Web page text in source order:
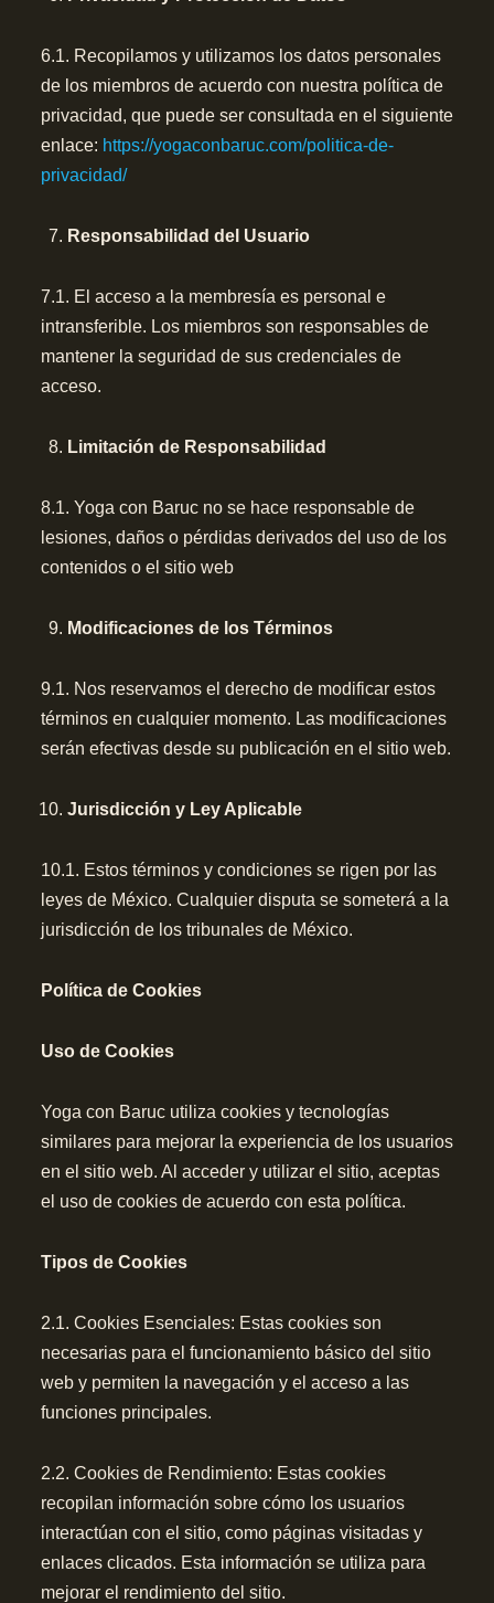
6.1. Recopilamos y utilizamos los datos personales
de los miembros de acuerdo con nuestra política de
privacidad, que puede ser consultada en el siguiente
enlace: https://yogaconbaruc.com/politica-de-
privacidad/
Responsabilidad del Usuario
7.1. El acceso a la membresía es personal e
intransferible. Los miembros son responsables de
mantener la seguridad de sus credenciales de
acceso.
Limitación de Responsabilidad
8.1. Yoga con Baruc no se hace responsable de
lesiones, daños o pérdidas derivados del uso de los
contenidos o el sitio web
Modificaciones de los Términos
9.1. Nos reservamos el derecho de modificar estos
términos en cualquier momento. Las modificaciones
serán efectivas desde su publicación en el sitio web.
Jurisdicción y Ley Aplicable
10.1. Estos términos y condiciones se rigen por las
leyes de México. Cualquier disputa se someterá a la
jurisdicción de los tribunales de México.
Política de Cookies
Uso de Cookies
Yoga con Baruc utiliza cookies y tecnologías
similares para mejorar la experiencia de los usuarios
en el sitio web. Al acceder y utilizar el sitio, aceptas
el uso de cookies de acuerdo con esta política.
Tipos de Cookies
2.1. Cookies Esenciales: Estas cookies son
necesarias para el funcionamiento básico del sitio
web y permiten la navegación y el acceso a las
funciones principales.
2.2. Cookies de Rendimiento: Estas cookies
recopilan información sobre cómo los usuarios
interactúan con el sitio, como páginas visitadas y
enlaces clicados. Esta información se utiliza para
mejorar el rendimiento del sitio.